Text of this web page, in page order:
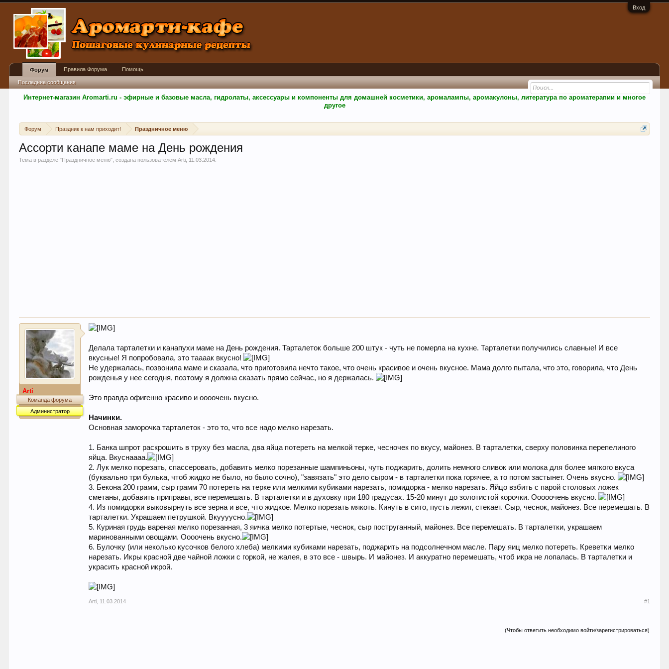
Вход
Интернет-магазин Aromarti.ru - эфирные и базовые масла, гидролаты, аксессуары и компоненты для домашней косметики, аромалампы, аромакулоны, литература по ароматерапии и многое
другое
Форум Праздник к нам приходит! Праздничное меню
Ассорти канапе маме на День рождения
Тема в разделе "Праздничное меню", создана пользователемArti 11.03.2014
Arti
Команда форума
Администратор
Делала тарталетки и канапухи маме на День рождения. Тарталеток больше 200 штук - чуть не померла на кухне. Тарталетки получились славные! И все
вкусные! Я попробовала, это таааак вкусно!
Не удержалась, позвонила маме и сказала, что приготовила нечто такое, что очень красивое и очень вкусное. Мама долго пытала, что это, говорила, что День
рожденья у нее сегодня, поэтому я должна сказать прямо сейчас, но я держалась.
Это правда офигенно красиво и оооочень вкусно.
Начинки.
Основная заморочка тарталеток - это то, что все надо мелко нарезать.
1. Банка шпрот раскрошить в труху без масла, два яйца потереть на мелкой терке, чесночек по вкусу, майонез. В тарталетки, сверху половинка перепелиного
яйца. Вкуснаааа.
2. Лук мелко порезать, спассеровать, добавить мелко порезанные шампиньоны, чуть поджарить, долить немного сливок или молока для более мягкого вкуса
(буквально три булька, чтоб жидко не было, но было сочно), "завязать" это дело сыром - в тарталетки пока горячее, а то потом застынет. Очень вкусно.
3. Бекона 200 грамм, сыр грамм 70 потереть на терке или мелкими кубиками нарезать, помидорка - мелко нарезать. Яйцо взбить с парой столовых ложек
сметаны, добавить приправы, все перемешать. В тарталетки и в духовку при 180 градусах. 15-20 минут до золотистой корочки. Ооооочень вкусно.
4. Из помидорки выковырнуть все зерна и все, что жидкое. Мелко порезать мякоть. Кинуть в сито, пусть лежит, стекает. Сыр, чеснок, майонез. Все перемешать. В
тарталетки. Украшаем петрушкой. Вкуууусно.
5. Куриная грудь вареная мелко порезанная, 3 яичка мелко потертые, чеснок, сыр поструганный, майонез. Все перемешать. В тарталетки, украшаем
маринованными овощами. Оооочень вкусно.
6. Булочку (или неколько кусочков белого хлеба) мелкими кубиками нарезать, поджарить на подсолнечном масле. Пару яиц мелко потереть. Креветки мелко
нарезать. Икры красной две чайной ложки с горкой, не жалея, в это все - швырь. И майонез. И аккуратно перемешать, чтоб икра не лопалась. В тарталетки и
украсить красной икрой.
Arti 11.03.2014 #1
(Чтобы ответить необходимо войти/зарегистрироваться)
Форум
Последние сообщения
Правила Форума Помощь